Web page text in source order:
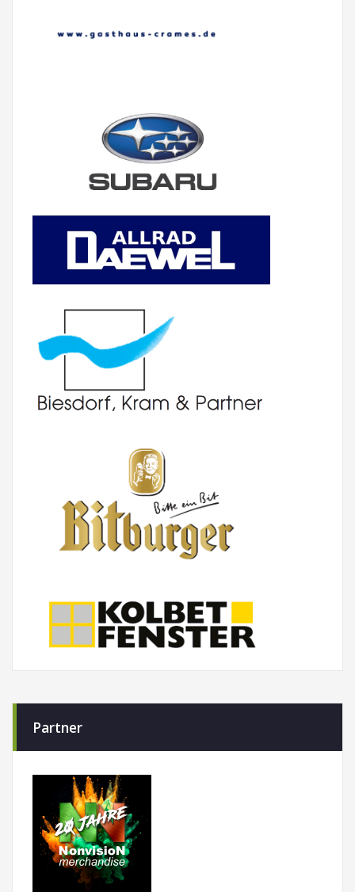
Partner